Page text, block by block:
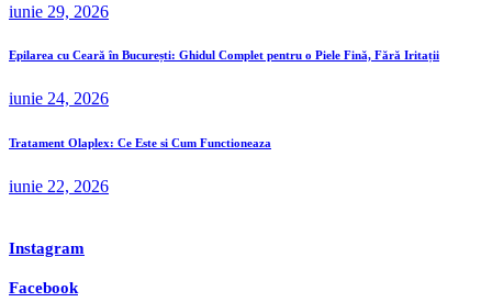
iunie 29, 2026
Epilarea cu Ceară în București: Ghidul Complet pentru o Piele Fină, Fără Iritații
iunie 24, 2026
Tratament Olaplex: Ce Este si Cum Functioneaza
iunie 22, 2026
Instagram
Facebook